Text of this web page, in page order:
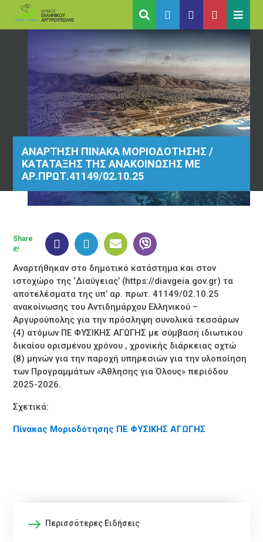
ΑΝΑΡΤΗΣΗ ΠΙΝΑΚΑ ΜΟΡΙΟΔΟΤΗΣΗΣ /
ΚΑΤΑΤΑΞΗΣ ΤΗΣ ΑΝΑΚΟΙΝΩΣΗΣ ΜΕ
ΑΡ.ΠΡΩΤ.41149/02.10.25
Αναρτήθηκαν στο δημοτικό κατάστημα και στον
ιστοχώρο της ‘Διαύγειας’ (https://diavgeia.gov.gr) τα
αποτελέσματα της υπ’ αρ. πρωτ. 41149/02.10.25
ανακοίνωσης του Αντιδημάρχου Ελληνικού –
Αργυρούπολης για την πρόσληψη συνολικά τεσσάρων
(4) ατόμων ΠΕ ΦΥΣΙΚΗΣ ΑΓΩΓΗΣ με σύμβαση ιδιωτικου
δικαίου ορισμένου χρόνου , χρονικής διάρκειας οχτώ
(8) μηνών για την παροχή υπηρεσιών για την υλοποίηση
των Προγραμμάτων «Άθλησης για Όλους» περιόδου
2025-2026.
Σχετικά:
Πίνακας Μοριοδότησης ΠΕ ΦΥΣΙΚΗΣ ΑΓΩΓΗΣ
Share
it!
Περισσότερες Ειδήσεις